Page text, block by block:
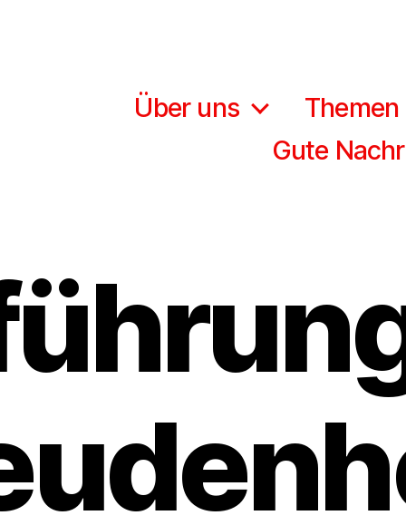
Über uns
Themen
Gute